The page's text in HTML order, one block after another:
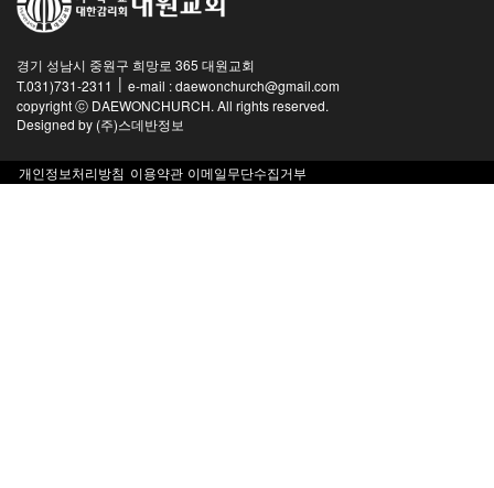
경기 성남시 중원구 희망로 365 대원교회
T.031)731-2311 | e-mail : daewonchurch@gmail.com
copyright ⓒ DAEWONCHURCH. All rights reserved.
Designed by (주)스데반정보
개인정보처리방침 이용약관 이메일무단수집거부